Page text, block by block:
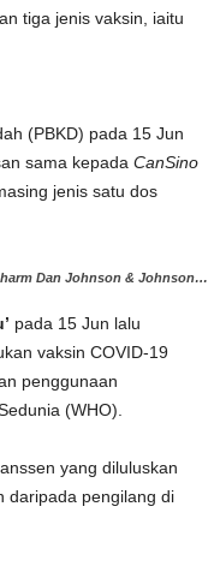
tiga jenis vaksin, iaitu
(PBKD) pada 15 Jun
sama kepada CanSino
jenis satu dos
Dan Johnson & Johnson…
pada 15 Jun lalu
vaksin COVID-19
penggunaan
(WHO).
yang diluluskan
daripada pengilang di